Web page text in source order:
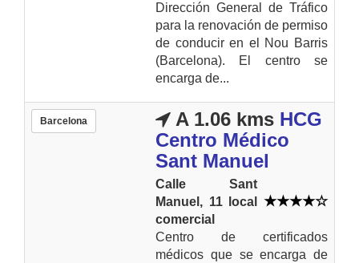
Dirección General de Tráfico
para la renovación de permiso
de conducir en el Nou Barris
(Barcelona). El centro se
encarga de...
Barcelona A 1.06 kms HCG
Centro Médico
Sant Manuel
Calle Sant
Manuel, 11 local
comercial
Centro de certificados
médicos que se encarga de